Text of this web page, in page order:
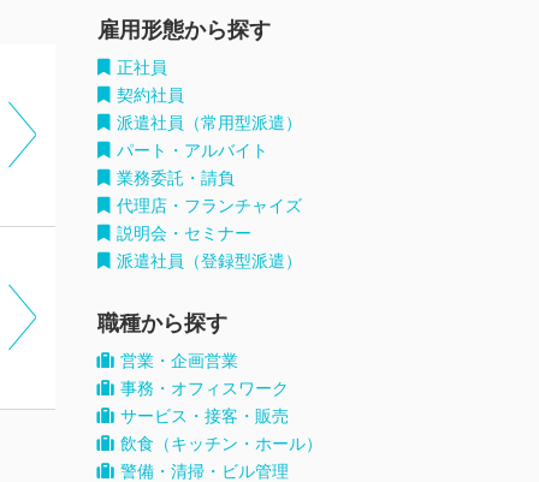
雇用形態から探す
正社員
契約社員
派遣社員（常用型派遣）
パート・アルバイト
業務委託・請負
代理店・フランチャイズ
説明会・セミナー
派遣社員（登録型派遣）
職種から探す
営業・企画営業
事務・オフィスワーク
サービス・接客・販売
飲食（キッチン・ホール）
警備・清掃・ビル管理